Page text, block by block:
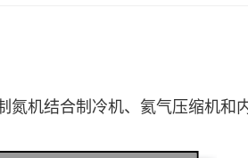
氮机结合制冷机、氦气压缩机和